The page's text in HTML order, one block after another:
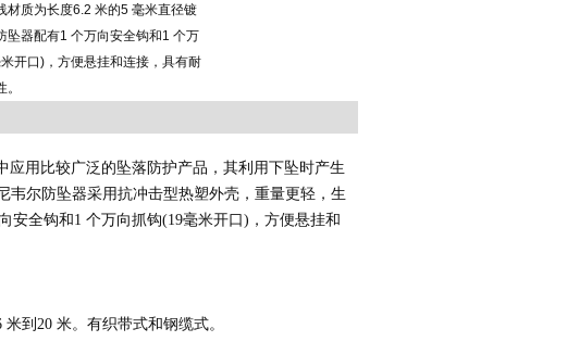
材质为长度6.2 米的5 毫米直径镀
坠器配有1 个万向安全钩和1 个万
开口)，方便悬挂和连接，具有耐
应用比较广泛的坠落防护产品，其利用下坠时产生
韦尔防坠器采用抗冲击型热塑外壳 ，重量更轻，生
安全钩和 1 个万向抓钩(19毫米开口 ) ，方便悬挂和
米到 20 米。有织带式和钢缆式。